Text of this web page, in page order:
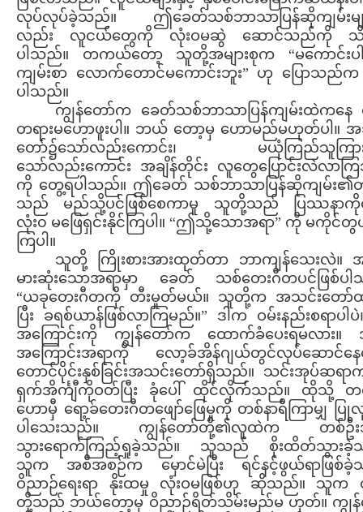
လုပ်လုပ်ခဲ့သည်။ ဤခေတ်သစ်ဘာသာပြန်ဆိုကျမ်းမျ
လည်း လူငယ်တွေကို လုံးဝမဆွဲ ဆောင်သည်ကို သိ
ပါသည်။ တကယ်တော့ သူတို့အများစုက “မကောင်းပါ
ကျမ်းစာ လောက်တောင်မကောင်းဘူး” ဟု ပြောသည်က
ပါသည်။
ကျွန်တော်က ခေတ်သစ်ဘာသာပြန်ကျမ်းထဲကနေ
တရားမဟောဖူးပါ။ ဘယ် တော့မှ ဟောမည်မဟုတ်ပါ။
တော်၌သော်လည်းကောင်း၊ မယုံကြည်သူကြာ
သော်လည်းကောင်း အချိန်တိုင်း လူတွေပြောင်းလဲလာ
ကို တွေ့ရပါသည်။ ဤခေတ် သစ်ဘာသာပြန်ဆိုကျမ်း၏တ
သည် မည်သို့ပင်ဖြစ်စေကာမူ သူတို့သည် ပြဿနာကို
လုံး၀ မဖြေရှင်းနိုင်ကြပါ။ “ဤသို့သောအရာ” ကို မကိုင်
ကြပါ။
သူတို့ ကြိုးစားအားထုတ်တာ ဘာကျန်သေးလဲ။ အ
မားဆုံးသောအရာမှာ ခေတ် သစ်တေးဂီတပင်ဖြစ်ပါ
“ယခုတေးဂီတကို တီးမှုတ်မယ်။ သူတို့က အသင်းတော်
ပြီး ခရစ်ယာန်ဖြစ်လာကြမည်။” ဒါက ဝမ်းနည်းစရာပါ
အကြောင်းကို ကျွန်တော်က ထောက်ခံပေးရမလား။
အကြောင်းအရာကို လော့ခ်အိန်ဂျယ်တွင်လုပ်ဆောင်နေ
တောင်ပိုင်းနှစ်ခြင်းအသင်းတော်ရှိသည်။ သင်းအုပ်ဆရ
ရှက်အိင်္ကျီကိုဝတ်ပြီး ခုံပေါ် ထိုင်လိုက်သည်။ ထိုသို့ တရ
ဟောမှီ ရော့ခ်တေးဂီတဖျော်ဖြေမှုကို တစ်နာရီကြာမျှ ပြု
ပါသေးသည်။ ကျွန်တော်တို့၏လူထဲက တစ်ဦ
သွားရောက်ကြည့်ရှုခဲ့သည်။ သူသည် စိုးထိတ်သွားခဲ့
သူက အစီအစဉ်က မှောင်မဲပြီး ရင်နင့်ဖွယ်ရာဖြစ်ခဲ့
ဝိညာဉ်ရေးရာ နိုးထမှု လုံးဝမဖြစ်ဟု ဆိုသည်။ သူ
တို့သည် ဘယ်တော့မှ ဝိညာဉ်ရိတ်သိမ်းမည်မ ဟုတ်။ ကျွန်